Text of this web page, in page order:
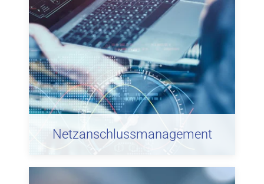
Netzanschlussmanagement